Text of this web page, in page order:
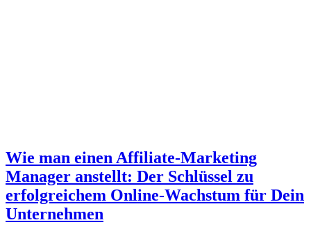
Wie man einen Affiliate-Marketing
Manager anstellt: Der Schlüssel zu
erfolgreichem Online-Wachstum für Dein
Unternehmen